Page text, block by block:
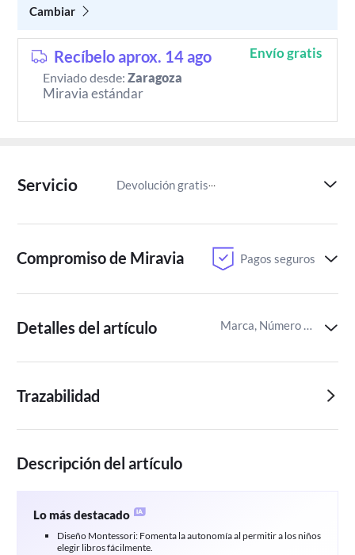
Cambiar
Recíbelo aprox. 14 ago Envío gratis
Enviado desde:Zaragoza
Miravia estándar
Servicio Devolución gratis Paga
Compromiso de Miravia Pagos seguros
Detalles del artículo Marca, Número de estantes,Material
Trazabilidad
Descripción del artículo
Lo más destacado
Diseño Montessori: Fomenta la autonomía al permitir a los niños
elegir libros fácilmente.